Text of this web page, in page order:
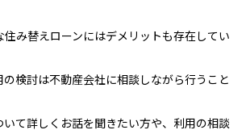
住み替えローンにはデメリットも存在してい
検討は不動産会社に相談しながら行うこと
て詳しくお話を聞きたい方や、利用の相談